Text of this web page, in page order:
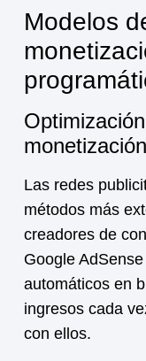
Modelos
Las redes
métodos más
creadores de
Google
automáticos en
ingresos cada
con ellos.